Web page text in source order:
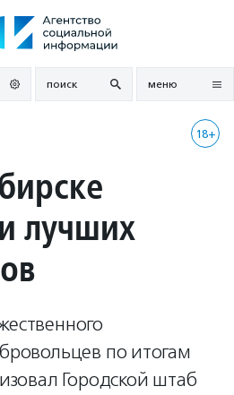
поиск меню
18+
лучших
по итогам
Городской штаб